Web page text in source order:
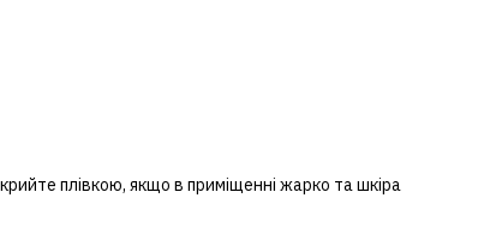
плівкою, якщо в приміщенні жарко та шкіра